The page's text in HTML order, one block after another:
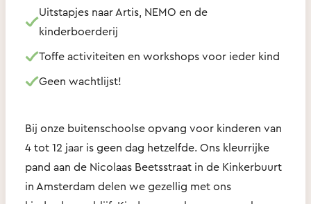
Uitstapjes naar Artis, NEMO en de
kinderboerderij
Toffe activiteiten en workshops voor ieder kind
Geen wachtlijst!
Bij onze buitenschoolse opvang voor kinderen van
4 tot 12 jaar is geen dag hetzelfde. Ons kleurrijke
pand aan de Nicolaas Beetsstraat in de Kinkerbuurt
in Amsterdam delen we gezellig met ons